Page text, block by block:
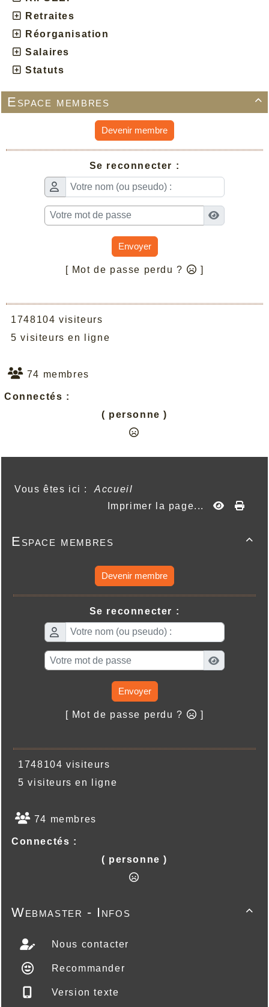
Retraites
Réorganisation
Salaires
Statuts

Espace membres
Devenir membre
Se reconnecter :
Envoyer
[ Mot de passe perdu ? ]
1748104 visiteurs
5 visiteurs en ligne
74 membres
Connectés :
( personne )
Vous êtes ici :Accueil
Imprimer la page...

Espace membres
Devenir membre
Se reconnecter :
Envoyer
[ Mot de passe perdu ? ]
1748104 visiteurs
5 visiteurs en ligne
74 membres
Connectés :
( personne )

Webmaster - Infos
Nous contacter
Recommander
Version texte